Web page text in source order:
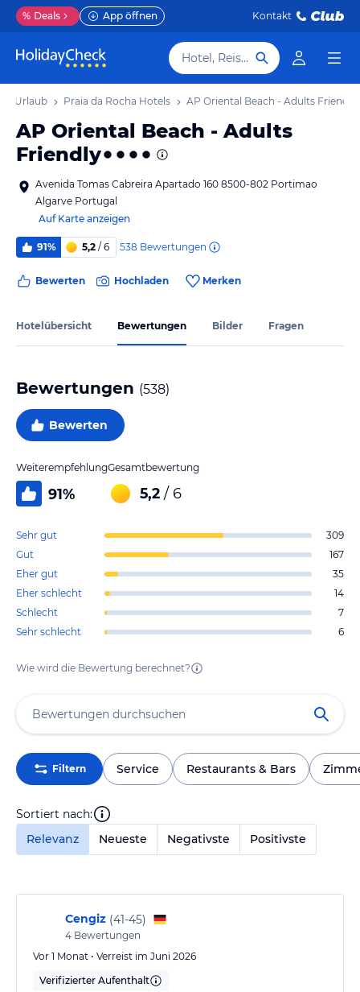
% Deals App öffnen Kontakt
Hotel, Reiseziel
Urlaub Praia da Rocha Hotels AP Oriental Beach - Adults Friendly
AP Oriental Beach - Adults
Friendly
Avenida Tomas Cabreira Apartado 160 8500-802 Portimao
Algarve Portugal
Auf Karte anzeigen
91% 5,2 / 6 538 Bewertungen
Bewerten Hochladen Merken
Hotelübersicht Bewertungen Bilder Fragen
Bewertungen (538)
Bewerten
Weiterempfehlung
91%
Gesamtbewertung
5,2 / 6
Sehr gut
309
Gut
167
Eher gut
35
Eher schlecht
14
Schlecht
7
Sehr schlecht
6
Wie wird die Bewertung berechnet?
Filtern Service Restaurants & Bars
Sortiert nach:
Relevanz
Neueste Negativste Positivste
Cengiz (41-45)
4 Bewertungen
Vor 1 Monat • Verreist im Juni 2026
Verifizierter Aufenthalt